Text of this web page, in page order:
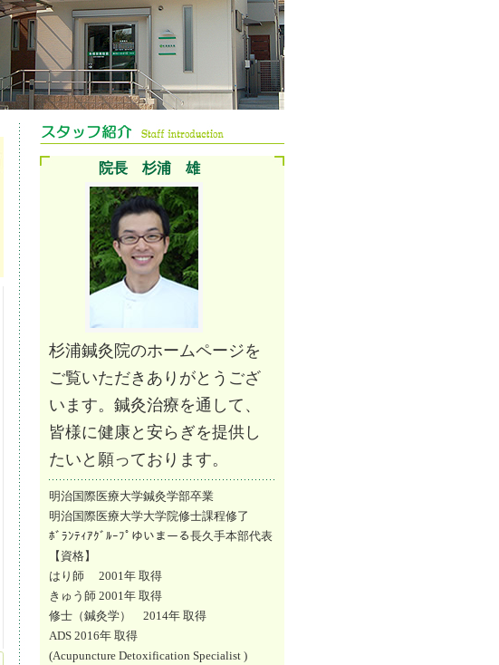
院長 杉浦 雄
杉浦鍼灸院のホームページを
ご覧いただきありがとうござ
います。鍼灸治療を通して、
皆様に健康と安らぎを提供し
たいと願っております。
明治国際医療大学鍼灸学部卒業
明治国際医療大学大学院修士課程修了
ﾎﾞﾗﾝﾃｨｱｸﾞﾙｰﾌﾟゆいまーる長久手本部代表
【資格】
はり師 2001年 取得
きゅう師 2001年 取得
修士（鍼灸学） 2014年 取得
ADS 2016年 取得
(Acupuncture Detoxification Specialist )